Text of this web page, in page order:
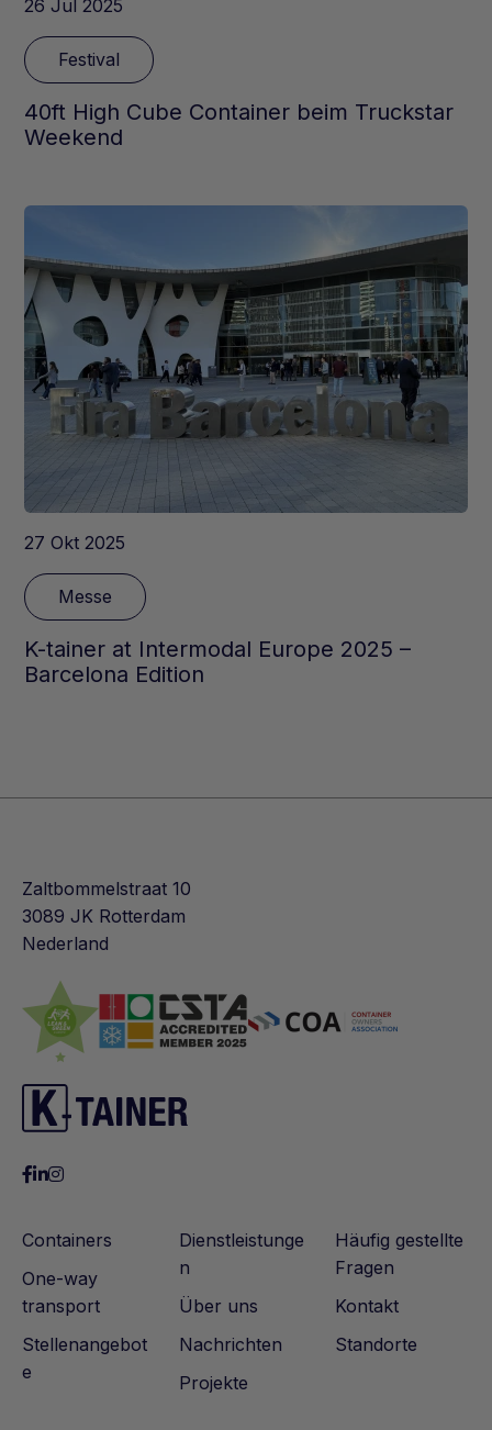
26 Jul 2025
Festival
40ft High Cube Container beim Truckstar
Weekend
27 Okt 2025
Messe
K-tainer at Intermodal Europe 2025 –
Barcelona Edition
Zaltbommelstraat 10
3089 JK Rotterdam
Nederland
Containers
One-way
transport
Stellenangebot
e
Dienstleistunge
n
Über uns
Nachrichten
Projekte
Häufig gestellte
Fragen
Kontakt
Standorte